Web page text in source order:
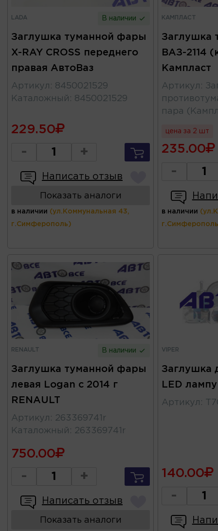
LADA В наличии
Заглушка туманной фары
X-RAY CROSS переднего
правая АвтоВаз
Артикул : 8450021529
Каталожный : 8450021529
229.50
- +
Написать отзыв
Показать аналоги
в наличии (ул.Коммунальная 43,
г.Симферополь)
КАМПЛАСТ
Заглушка
ВАЗ-2114
Кампласт
Артикул :
пара
цена за 2 шт
235.00
-
в наличии
RENAULT В наличии
Заглушка туманной фары
левая Logan с 2014 г
RENAULT
Артикул : 263369741r
Каталожный : 263369741r
750.00
- +
Написать отзыв
Показать аналоги
VIPER
Заглушка
LED
Артикул :
140.00
-